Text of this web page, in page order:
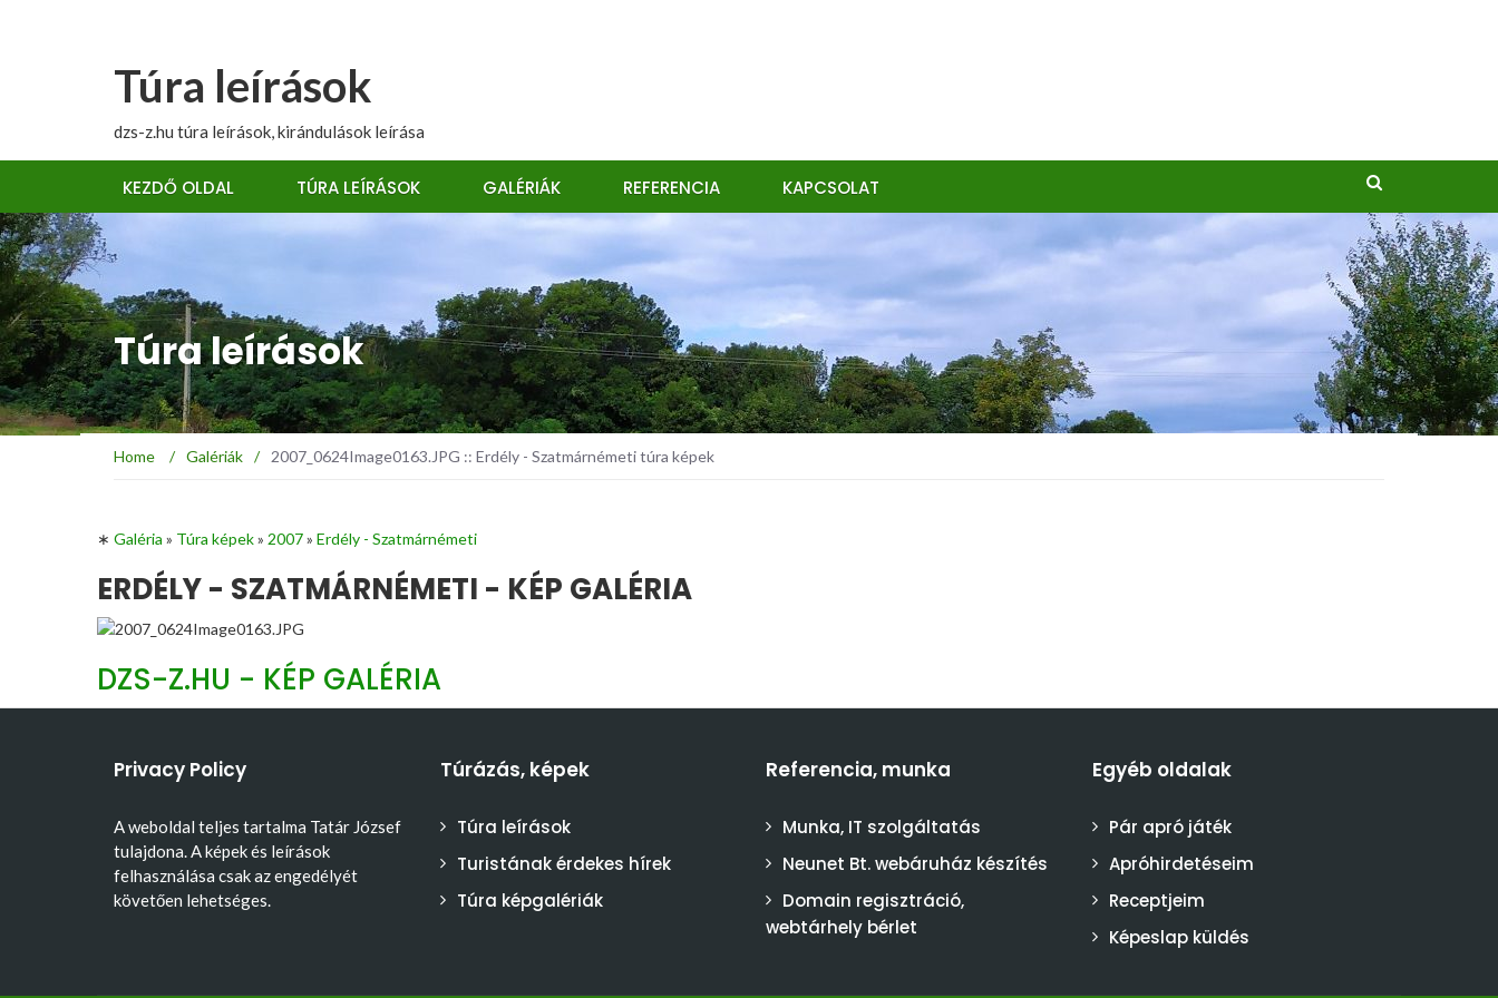
Túra leírások
dzs-z.hu túra leírások, kirándulások leírása
KEZDŐ OLDAL TÚRA LEÍRÁSOK GALÉRIÁK REFERENCIA KAPCSOLAT
Túra leírások
Home / Galériák / 2007_0624Image0163.JPG :: Erdély - Szatmárnémeti túra képek
∗ Galéria » Túra képek» 2007» Erdély - Szatmárnémeti
ERDÉLY - SZATMÁRNÉMETI - KÉP GALÉRIA
DZS-Z.HU - KÉP GALÉRIA
Privacy Policy
A weboldal teljes tartalma Tatár József
tulajdona. A képek és leírások
felhasználása csak az engedélyét
követően lehetséges.
Túrázás, képek
Túra leírások
Turistának érdekes hírek
Túra képgalériák
Referencia, munka
Munka, IT szolgáltatás
Neunet Bt. webáruház készítés
Domain regisztráció,
webtárhely bérlet
Egyéb oldalak
Pár apró játék
Apróhirdetéseim
Receptjeim
Képeslap küldés